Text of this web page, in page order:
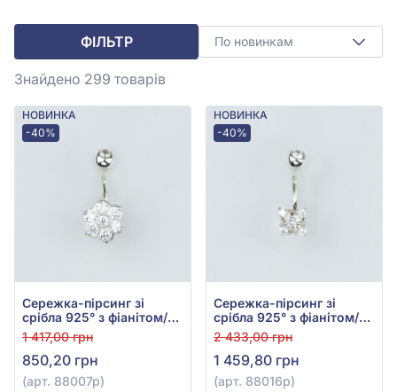
ФІЛЬТР По новинкам
Знайдено 299 товарів
НОВИНКА
-40%
Сережка-пірсинг зі
срібла 925° з фіанітом/
куб.цирконієм, арт.
88007р
1 417,00 грн
850,20 грн
(арт. 88007р)
НОВИНКА
-40%
Сережка-пірсинг зі
срібла 925° з фіанітом/
куб.цирконієм, арт.
88016р
2 433,00 грн
1 459,80 грн
(арт. 88016р)